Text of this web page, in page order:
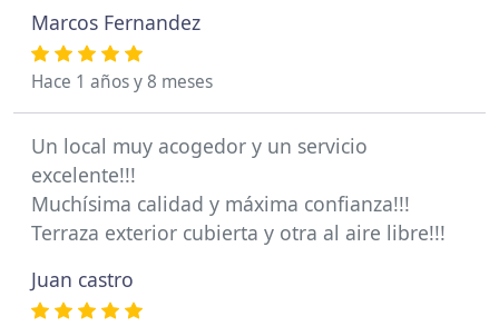
Marcos Fernandez
Hace 1 años y 8 meses
Un local muy acogedor y un servicio
excelente!!!
Muchísima calidad y máxima confianza!!!
Terraza exterior cubierta y otra al aire libre!!!
Juan castro